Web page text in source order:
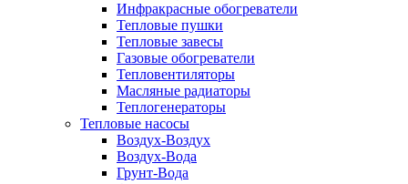
Инфракрасные обогреватели
Тепловые пушки
Тепловые завесы
Газовые обогреватели
Тепловентиляторы
Масляные радиаторы
Теплогенераторы
Тепловые насосы
Воздух-Воздух
Воздух-Вода
Грунт-Вода